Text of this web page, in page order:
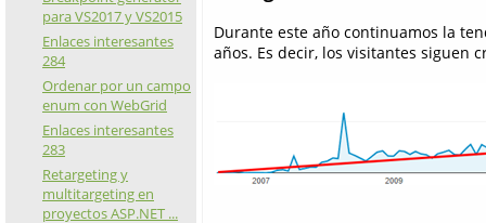
para VS2017 y VS2015
Enlaces interesantes
284
Ordenar por un campo
enum con WebGrid
Enlaces interesantes
283
Retargeting y
multitargeting en
proyectos ASP.NET ...
Durante este año continuamos la
años. Es decir, los visitantes siguen